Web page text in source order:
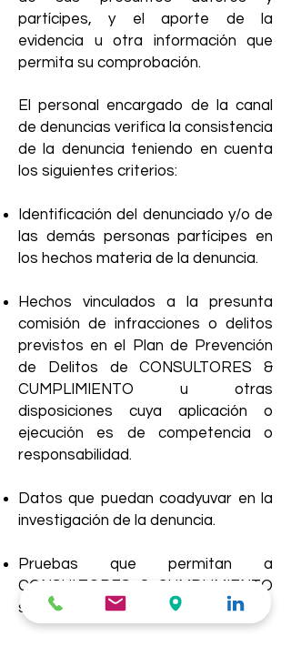
partícipes, y el aporte de la
evidencia u otra información que
permita su comprobación.
El personal encargado de la canal
de denuncias verifica la consistencia
de la denuncia teniendo en cuenta
los siguientes criterios:
Identificación del denunciado y/o de
las demás personas partícipes en
los hechos materia de la denuncia.
Hechos vinculados a la presunta
comisión de infracciones o delitos
previstos en el Plan de Prevención
de Delitos de CONSULTORES &
CUMPLIMIENTO u otras
disposiciones cuya aplicación o
ejecución es de competencia o
responsabilidad.
Datos que puedan coadyuvar en la
investigación de la denuncia.
Pruebas que permitan a
CONSULTORES & CUMPLIMIENTO
su comprobación.